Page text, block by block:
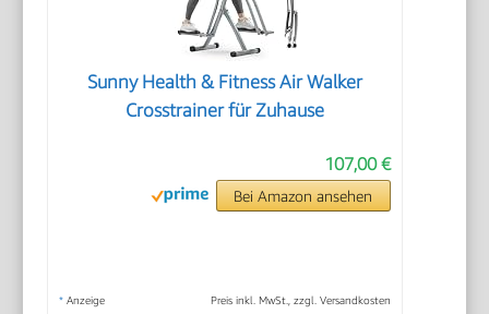
Sunny Health & Fitness Air Walker
Crosstrainer für Zuhause
107,00 €
Bei Amazon ansehen
* Anzeige Preis inkl. MwSt., zzgl. Versandkosten